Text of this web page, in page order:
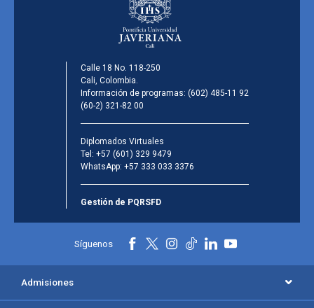
Calle 18 No. 118-250
Cali, Colombia.
Información de programas: (602) 485-11 92
(60-2) 321-82 00
Diplomados Virtuales
Tel: +57 (601) 329 9479
WhatsApp: +57 333 033 3376
Gestión de PQRSFD
Síguenos
Admisiones